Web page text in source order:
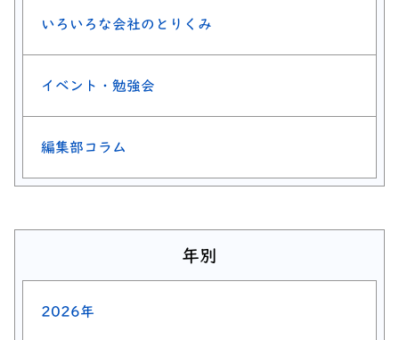
いろいろな会社のとりくみ
イベント・勉強会
編集部コラム
年別
2026年